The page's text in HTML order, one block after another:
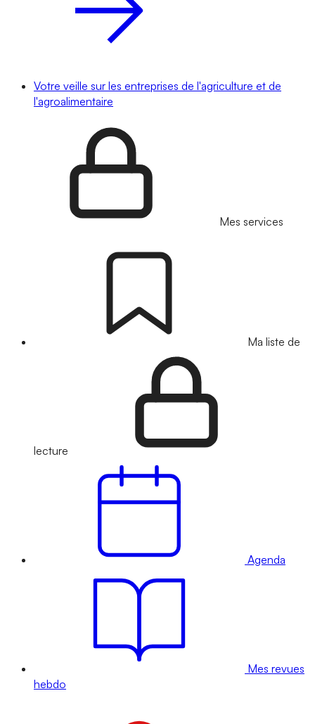
Votre veille sur les entreprises de l'agriculture et de
l'agroalimentaire
Mes services
Ma liste de
lecture
Agenda
Mes revues
hebdo